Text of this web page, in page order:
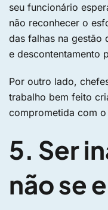
seu funcionário
não reconhecer o
das falhas na gestão
e descontentamento
Por outro lado,
trabalho bem feito
comprometida com
5. Ser
não se